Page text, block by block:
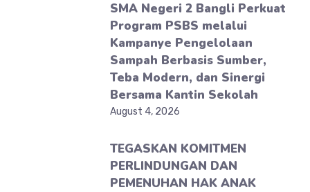
SMA Negeri 2 Bangli Perkuat
Program PSBS melalui
Kampanye Pengelolaan
Sampah Berbasis Sumber,
Teba Modern, dan Sinergi
Bersama Kantin Sekolah
August 4, 2026
TEGASKAN KOMITMEN
PERLINDUNGAN DAN
PEMENUHAN HAK ANAK